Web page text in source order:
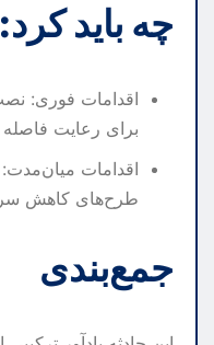
چه باید
اقدامات فوری:
برای رعایت
اقدامات
طرح‌های کاهش
جمع‌بندی